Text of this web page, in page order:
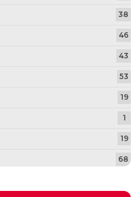
38
46
43
53
19
1
19
68